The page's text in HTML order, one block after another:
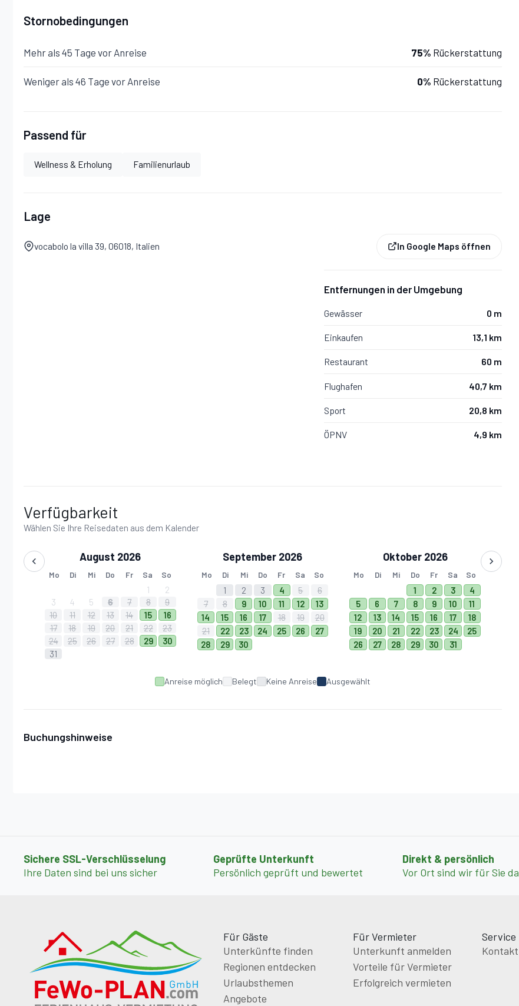
Schlafzimmer mit Bad 1:
Schlafzimmer 1:
Schlafzimmer 2:zwei Einzelbetten, WiFi Internet.
Stornobedingungen
Mehr als 45 Tage vor Anreise 75% Rückerstattung
Weniger als 46 Tage vor Anreise 0% Rückerstattung
Passend für
Wellness & Erholung Familienurlaub
Lage
vocabolo la villa 39, 06018, Italien In Google Maps öffnen
Entfernungen in der Umgebung
Gewässer 0 m
Einkaufen 13,1 km
Restaurant 60 m
Flughafen 40,7 km
Sport 20,8 km
ÖPNV 4,9 km
Verfügbarkeit
Wählen Sie Ihre Reisedaten aus dem Kalender
August 2026
Mo Di Mi Do Fr Sa So
1
2
3
4 5 6 7 8
9
10
11 12 13 14 15
16
17
18 19 20 21 22
23
24
25 26 27 28 29
30
31
September 2026
Mo Di Mi Do Fr Sa So
1 2 3 4 5
6
7
8 9 10 11 12
13
14
15 16 17 18 19
20
21
22 23 24 25 26
27
28
29 30
Oktober 2026
Mo Di Mi Do Fr Sa So
1 2 3
4
5
6 7 8 9 10
11
12
13 14 15 16 17
18
19
20 21 22 23 24
25
26
27 28 29 30 31
Anreise möglich Belegt Keine Anreise Ausgewählt
Buchungshinweise
Sichere SSL-Verschlüsselung
Ihre Daten sind bei uns sicher
Geprüfte Unterkunft
Persönlich geprüft und bewertet
Direkt & persönlich
Vor Ort sind wir für Sie da
Für Gäste
Unterkünfte finden
Regionen entdecken
Urlaubsthemen
Angebote
Für Vermieter
Unterkunft anmelden
Vorteile für Vermieter
Erfolgreich vermieten
Service
Kontakt